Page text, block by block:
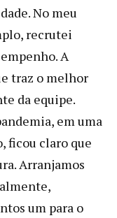
No meu
recrutei
A
traz o melhor
da equipe.
em uma
ficou claro que
Arranjamos
um para o